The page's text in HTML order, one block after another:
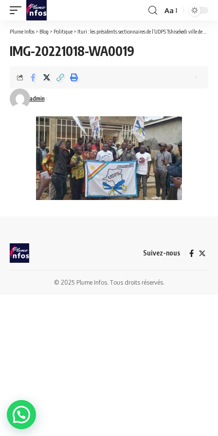
Font
Resizer
Aa
Plume Infos > Blog > Politique > Ituri : les présidents sectionnaires de l’UDPS Tshisekedi ville de Bunia désavouent son premier vice président et exigent son exclusion du parti.
IMG-20221018-WA0019
admin
Suivez-nous
© 2025 Plume Infos. Tous droits réservés.